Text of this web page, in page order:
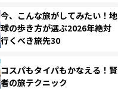
今、こんな旅がしてみたい！地
球の歩き方が選ぶ2026年絶対
行くべき旅先30
コスパもタイパもかなえる！賢
者の旅テクニック